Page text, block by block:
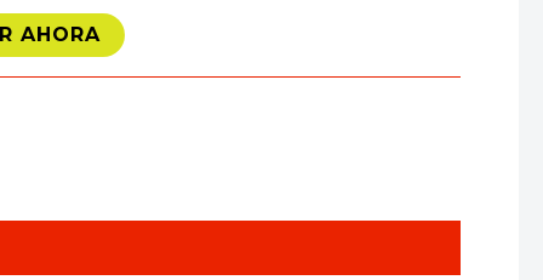
AHORA